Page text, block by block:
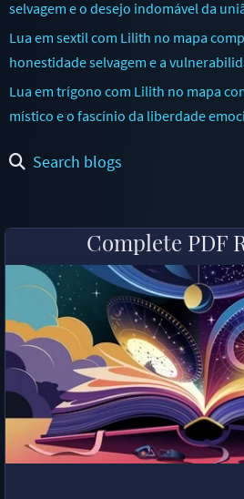
selvagem e o desejo indomável da
Lua em sextil com Lilith no mapa
honestidade selvagem e a
Lua em trígono com Lilith no mapa
místico e o fascínio da liberdade
Search blogs
Complete PDF